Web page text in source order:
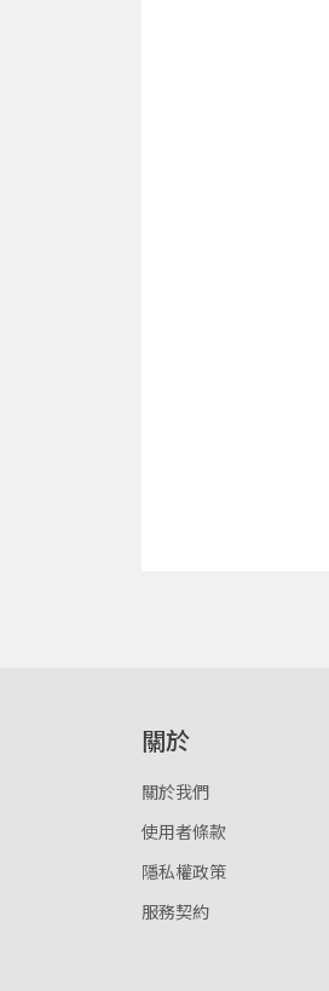
關於
關於我們
使用者條款
隱私權政策
服務契約